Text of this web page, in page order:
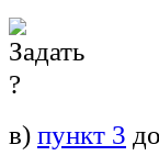
в) пункт 3